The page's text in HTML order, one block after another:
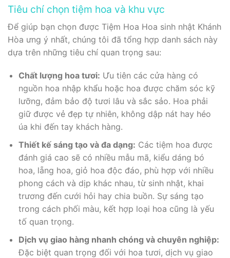
Tiêu chí chọn tiệm hoa và khu vực
Để giúp bạn chọn được Tiệm Hoa Hoa sinh nhật Khánh
Hòa ưng ý nhất, chúng tôi đã tổng hợp danh sách này
dựa trên những tiêu chí quan trọng sau:
Chất lượng hoa tươi: Ưu tiên các cửa hàng có
nguồn hoa nhập khẩu hoặc hoa được chăm sóc kỹ
lưỡng, đảm bảo độ tươi lâu và sắc sảo. Hoa phải
giữ được vẻ đẹp tự nhiên, không dập nát hay héo
úa khi đến tay khách hàng.
Thiết kế sáng tạo và đa dạng: Các tiệm hoa được
đánh giá cao sẽ có nhiều mẫu mã, kiểu dáng bó
hoa, lẵng hoa, giỏ hoa độc đáo, phù hợp với nhiều
phong cách và dịp khác nhau, từ sinh nhật, khai
trương đến cưới hỏi hay chia buồn. Sự sáng tạo
trong cách phối màu, kết hợp loại hoa cũng là yếu
tố quan trọng.
Dịch vụ giao hàng nhanh chóng và chuyên nghiệp:
Đặc biệt quan trọng đối với hoa tươi, dịch vụ giao